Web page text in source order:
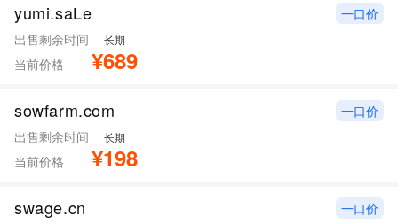
一口价
yumi.saLe
出售剩余时间 长期
当前价格 ¥689
一口价
sowfarm.com
出售剩余时间 长期
当前价格 ¥198
一口价
swage.cn